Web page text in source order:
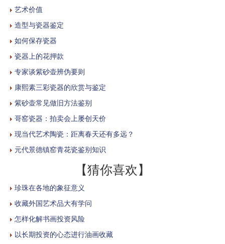
艺术价值
造型与瓷器鉴定
如何保存瓷器
瓷器上的花押款
专家谈紫砂壶辨伪要则
康熙素三彩瓷器的欣赏与鉴定
紫砂壶常见做旧方法鉴别
哥窑瓷器：拍卖会上屡创天价
现当代艺术陶瓷：距离春天还有多远？
元代景德镇窑青花瓷鉴别知识
【猜你喜欢】
珍珠在各地的象征意义
收藏外国艺术品大有学问
怎样化解书画投资风险
以长期投资的心态进行油画收藏